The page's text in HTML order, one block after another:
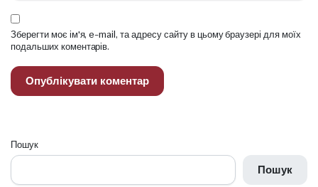
Зберегти моє ім'я, e-mail, та адресу сайту в цьому браузері для моїх
подальших коментарів.
Пошук
Пошук